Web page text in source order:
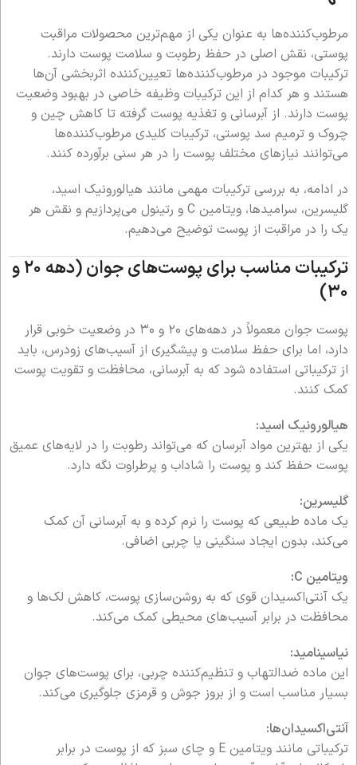
مرطوب‌کننده‌ها به عنوان یکی از مهم‌ترین محصولات مراقبت
پوستی، نقش اصلی در حفظ رطوبت و سلامت پوست دارند.
ترکیبات موجود در مرطوب‌کننده‌ها تعیین‌کننده اثربخشی آن‌ها
هستند و هر کدام از این ترکیبات وظیفه خاصی در بهبود وضعیت
پوست دارند. از آبرسانی و تغذیه پوست گرفته تا کاهش چین و
چروک و ترمیم سد پوستی، ترکیبات کلیدی مرطوب‌کننده‌ها
می‌توانند نیازهای مختلف پوست را در هر سنی برآورده کنند.
در ادامه، به بررسی ترکیبات مهمی مانند هیالورونیک اسید،
گلیسرین، سرامیدها، ویتامین C و رتینول می‌پردازیم و نقش هر
یک را در مراقبت از پوست توضیح می‌دهیم.
ترکیبات مناسب برای پوست‌های جوان (دهه ۲۰ و
۳۰)
پوست جوان معمولاً در دهه‌های ۲۰ و ۳۰ در وضعیت خوبی قرار
دارد، اما برای حفظ سلامت و پیشگیری از آسیب‌های زودرس، باید
از ترکیباتی استفاده شود که به آبرسانی، محافظت و تقویت پوست
کمک کنند.
هیالورونیک اسید:
یکی از بهترین مواد آبرسان که می‌تواند رطوبت را در لایه‌های عمیق
پوست حفظ کند و پوست را شاداب و پرطراوت نگه دارد.
گلیسرین:
یک ماده طبیعی که پوست را نرم کرده و به آبرسانی آن کمک
می‌کند، بدون ایجاد سنگینی یا چربی اضافی.
ویتامین C:
یک آنتی‌اکسیدان قوی که به روشن‌سازی پوست، کاهش لک‌ها و
محافظت در برابر آسیب‌های محیطی کمک می‌کند.
نیاسینامید:
این ماده ضدالتهاب و تنظیم‌کننده چربی، برای پوست‌های جوان
بسیار مناسب است و از بروز جوش و قرمزی جلوگیری می‌کند.
آنتی‌اکسیدان‌ها:
ترکیباتی مانند ویتامین E و چای سبز که از پوست در برابر